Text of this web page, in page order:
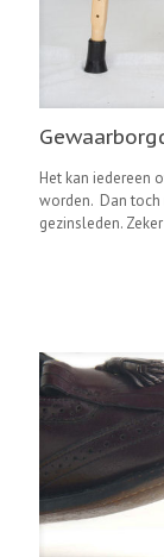
Het kan iedereen
worden. Dan toch
gezinsleden.